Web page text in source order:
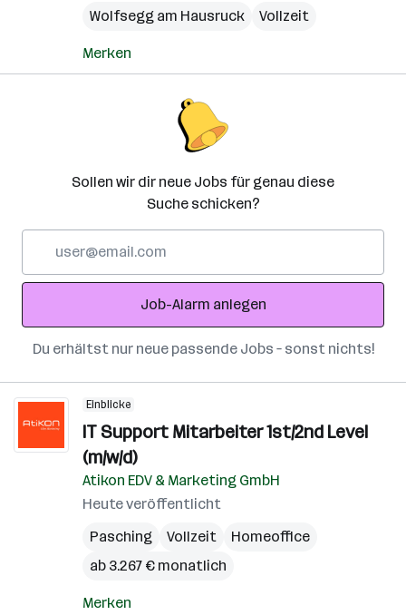
Wolfsegg am Hausruck
Vollzeit
Merken
Sollen wir dir neue Jobs für genau diese
Suche schicken?
Adresse
Job-Alarm anlegen
Du erhältst nur neue passende Jobs – sonst nichts!
Einblicke
IT Support Mitarbeiter 1st/2nd Level
(m/w/d)
Atikon EDV & Marketing GmbH
Heute veröffentlicht
Pasching
Vollzeit
Homeoffice
ab 3.267 € monatlich
Merken